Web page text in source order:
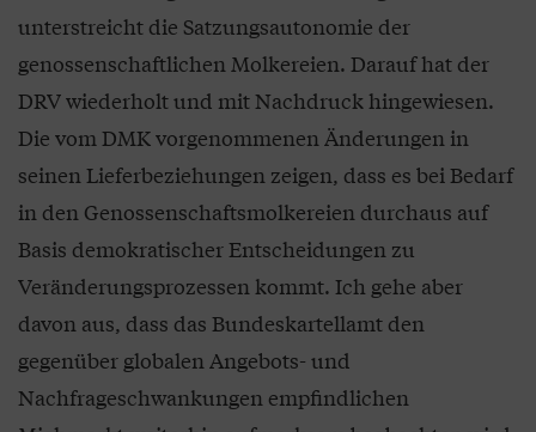
unterstreicht die Satzungsautonomie der
genossenschaftlichen Molkereien. Darauf hat der
DRV wiederholt und mit Nachdruck hingewiesen.
Die vom DMK vorgenommenen Änderungen in
seinen Lieferbeziehungen zeigen, dass es bei Bedarf
in den Genossenschaftsmolkereien durchaus auf
Basis demokratischer Entscheidungen zu
Veränderungsprozessen kommt. Ich gehe aber
davon aus, dass das Bundeskartellamt den
gegenüber globalen Angebots- und
Nachfrageschwankungen empfindlichen